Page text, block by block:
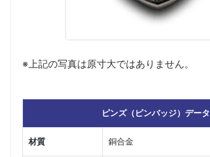
※上記の写真は原寸大ではありません。
ピンズ（ピンバッジ）データ
材質 銅合金